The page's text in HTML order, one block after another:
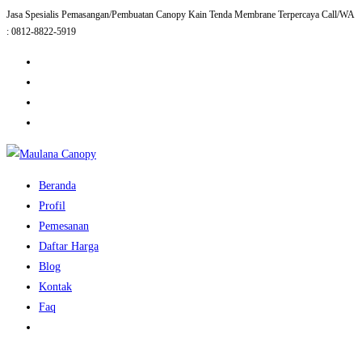
Skip
to
Jasa Spesialis Pemasangan/Pembuatan Canopy Kain Tenda Membrane Terpercaya Call/WA
: 0812-8822-5919
Beranda
Profil
Pemesanan
Daftar Harga
Blog
Kontak
Faq